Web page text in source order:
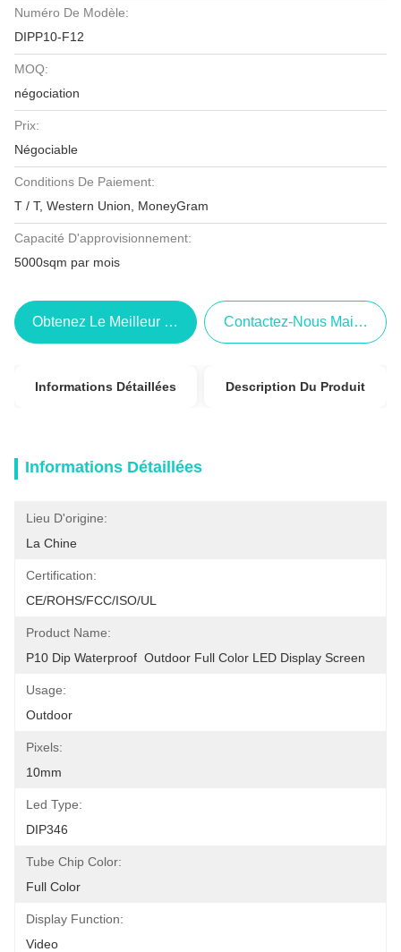
Numéro De Modèle:
DIPP10-F12
MOQ:
négociation
Prix:
Négociable
Conditions De Paiement:
T / T, Western Union, MoneyGram
Capacité D'approvisionnement:
5000sqm par mois
Obtenez Le Meilleur Prix Contactez-Nous Maintenant
Informations Détaillées Description Du Produit
Informations Détaillées
Lieu D'origine:
La Chine
Certification:
CE/ROHS/FCC/ISO/UL
Product Name:
P10 Dip Waterproof  Outdoor Full Color LED Display Screen
Usage:
Outdoor
Pixels:
10mm
Led Type:
DIP346
Tube Chip Color:
Full Color
Display Function:
Video